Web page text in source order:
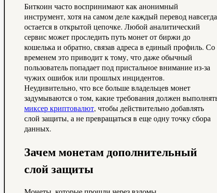
Биткоин часто воспринимают как анонимный
инструмент, хотя на самом деле каждый перевод навсегда
остается в открытой цепочке. Любой аналитический
сервис может проследить путь монет от биржи до
кошелька и обратно, связав адреса в единый профиль. Со
временем это приводит к тому, что даже обычный
пользователь попадает под пристальное внимание из‑за
чужих ошибок или прошлых инцидентов.
Неудивительно, что все больше владельцев монет
задумываются о том, какие требования должен
миксер криптовалют, чтобы действительно добавлять
слой защиты, а не превращаться в еще одну точку сбора
данных.
Зачем монетам дополнительный
слой защиты